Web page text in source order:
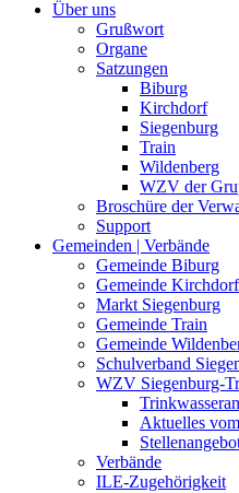
Über uns
Grußwort
Organe
Satzungen
Biburg
Kirchdorf
Siegenburg
Train
Wildenberg
WZV der
Broschüre der
Support
Gemeinden | Verbände
Gemeinde Biburg
Gemeinde Kirchdorf
Markt Siegenburg
Gemeinde Train
Gemeinde
Schulverband
WZV Siegenburg-
Aktuelles
Verbände
ILE-Zugehörigkeit